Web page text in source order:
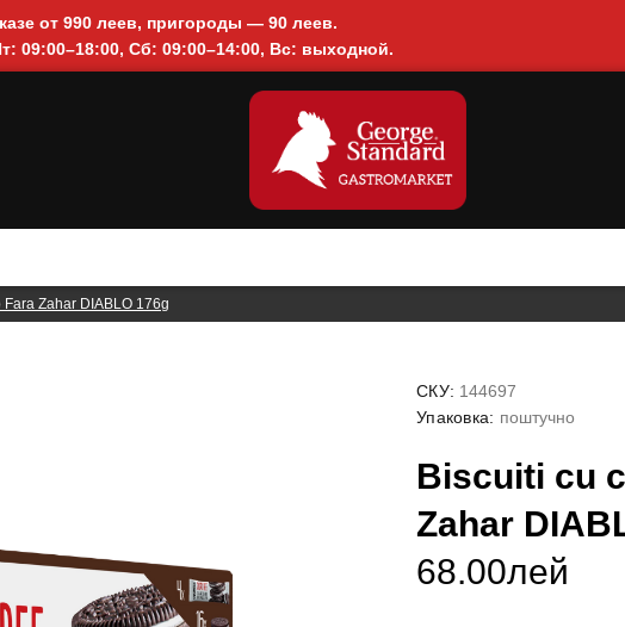
от 990 леев, пригороды — 90 леев.
09:00–18:00, Сб: 09:00–14:00, Вс: выходной.
Zahar DIABLO 176g
СКУ: 144697
Упаковка: поштучно
Biscuiti cu
Zahar
68.00лей